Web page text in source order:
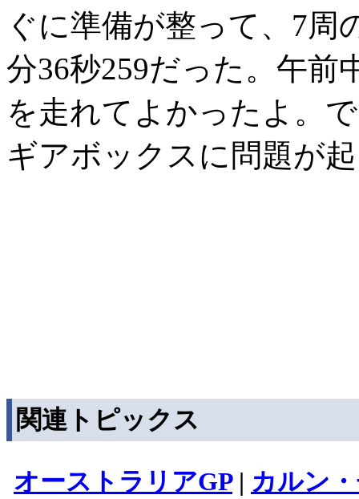
ぐに準備が整って、7
分36秒259だった。午
を走れてよかったよ。
ギアボックスに問題が
関連トピックス
オーストラリアGP| カルン